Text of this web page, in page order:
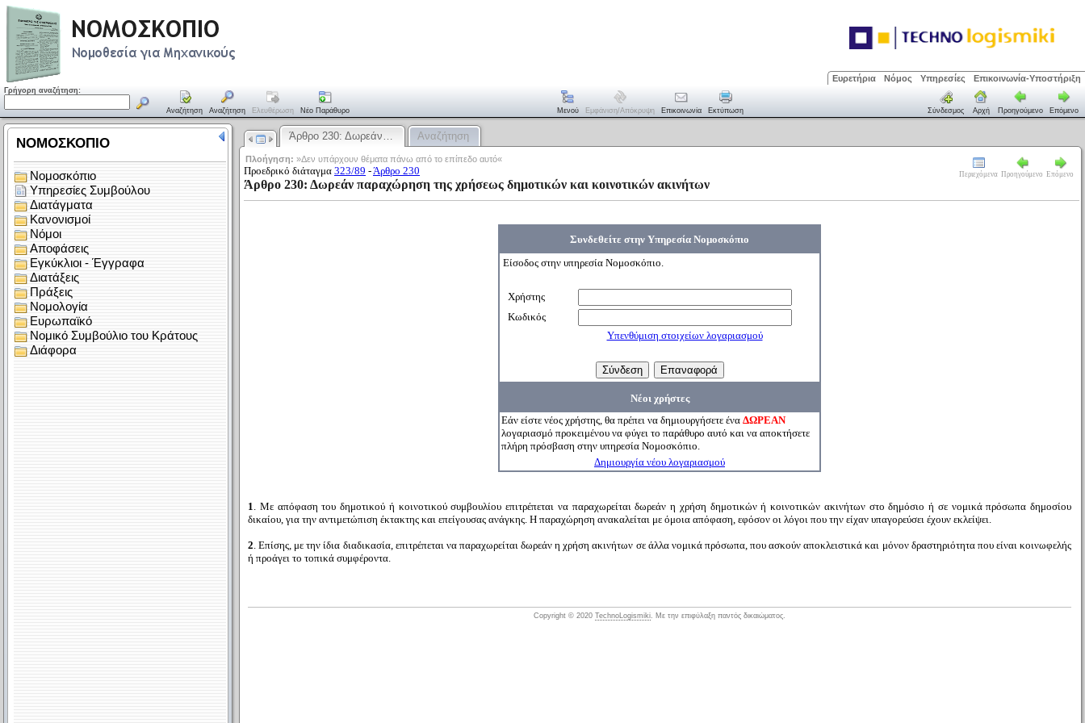
Ευρετήρια Νόμος Υπηρεσίες Επικοινωνία-Υποστήριξη
Γρήγορη αναζήτηση:
Αναζήτηση Αναζήτηση Ελευθέρωση Νέο Παράθυρο Μενού Εμφάνιση/απόκρυψη Επικοινωνία Εκτύπωση Σύνδεσμος Αρχή Προηγούμενο Επόμενο
Άρθρο 230: Δωρεάν… Αναζήτηση